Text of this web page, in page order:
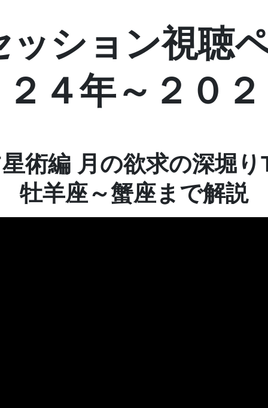
ッション視聴
４年～２０
術編 月の欲求の深堀り
牡羊座～蟹座まで解説